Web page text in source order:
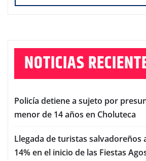
NOTICIAS
Policía detiene a sujeto por
menor de 14 años en Choluteca
Llegada de turistas salvadoreños
14% en el inicio de las Fiestas